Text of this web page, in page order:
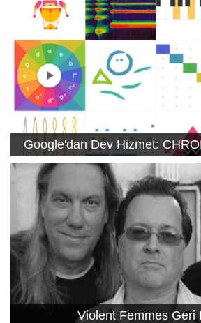
Google'dan Dev Hizmet:
Violent Femmes Geri